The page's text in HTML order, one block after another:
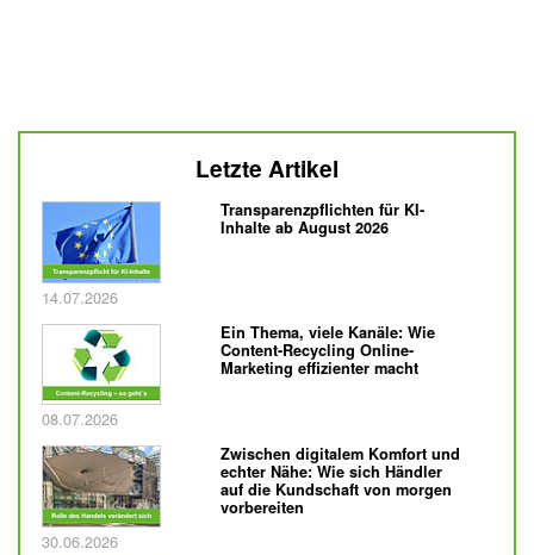
Letzte Artikel
Transparenzpflichten für KI-
Inhalte ab August 2026
Veröffentlicht am
14.07.2026
Ein Thema, viele Kanäle: Wie
Content-Recycling Online-
Marketing effizienter macht
Veröffentlicht am
08.07.2026
Zwischen digitalem Komfort und
echter Nähe: Wie sich Händler
auf die Kundschaft von morgen
vorbereiten
Veröffentlicht am
30.06.2026